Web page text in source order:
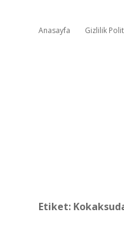
Anasayfa Gizlilik
Etiket: